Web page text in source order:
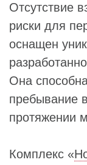
Отсутствие
риски для
оснащен
Она
пребывание
протяжении
Комплекс «